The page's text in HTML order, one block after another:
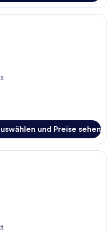
modernes Hotelzimmer mit
und Preise sehen
Hotelzimmer mit einer Couch,